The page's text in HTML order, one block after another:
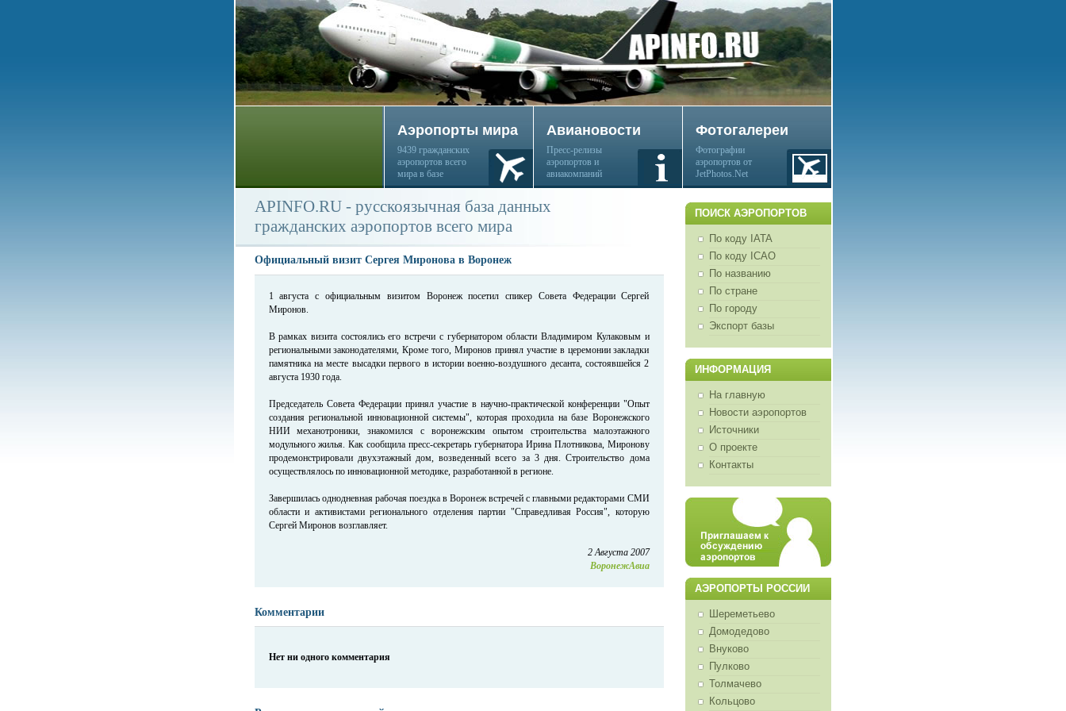
Аэропорты мира
9439 гражданских
аэропортов всего
мира в базе
Авиановости
Пресс-релизы
аэропортов и
авиакомпаний
Фотогалереи
Фотографии
аэропортов от
JetPhotos.Net
ПОИСК АЭРОПОРТОВ
По коду IATA
По коду ICAO
По названию
По стране
По городу
Экспорт базы
ИНФОРМАЦИЯ
На главную
Новости аэропортов
Источники
О проекте
Контакты
АЭРОПОРТЫ РОССИИ
Шереметьево
Домодедово
Внуково
Пулково
Толмачево
Кольцово
APINFO.RU - русскоязычная база данных
гражданских аэропортов всего мира
Официальный визит Сергея Миронова в Воронеж
1 августа с официальным визитом Воронеж посетил спикер Совета Федерации Сергей
Миронов.
В рамках визита состоялись его встречи с губернатором области Владимиром Кулаковым и
региональными законодателями, Кроме того, Миронов принял участие в церемонии закладки
памятника на месте высадки первого в истории военно-воздушного десанта, состоявшейся 2
августа 1930 года.
Председатель Совета Федерации принял участие в научно-практической конференции "Опыт
создания региональной инновационной системы", которая проходила на базе Воронежского
НИИ механотроники, знакомился с воронежским опытом строительства малоэтажного
модульного жилья. Как сообщила пресс-секретарь губернатора Ирина Плотникова, Миронову
продемонстрировали двухэтажный дом, возведенный всего за 3 дня. Строительство дома
осуществлялось по инновационной методике, разработанной в регионе.
Завершилась однодневная рабочая поездка в Воронеж встречей с главными редакторами СМИ
области и активистами регионального отделения партии "Справедливая Россия", которую
Сергей Миронов возглавляет.
2 Августа 2007
ВоронежАвиа
Комментарии
Нет ни одного комментария